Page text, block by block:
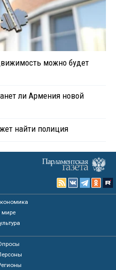
можно будет
ли Армения новой
найти полиция
мире